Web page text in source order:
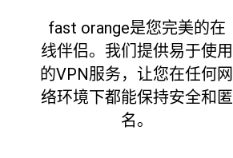
fast orange是您完美的在
线伴侣。我们提供易于使用
的VPN服务，让您在任何网
络环境下都能保持安全和匿
名。